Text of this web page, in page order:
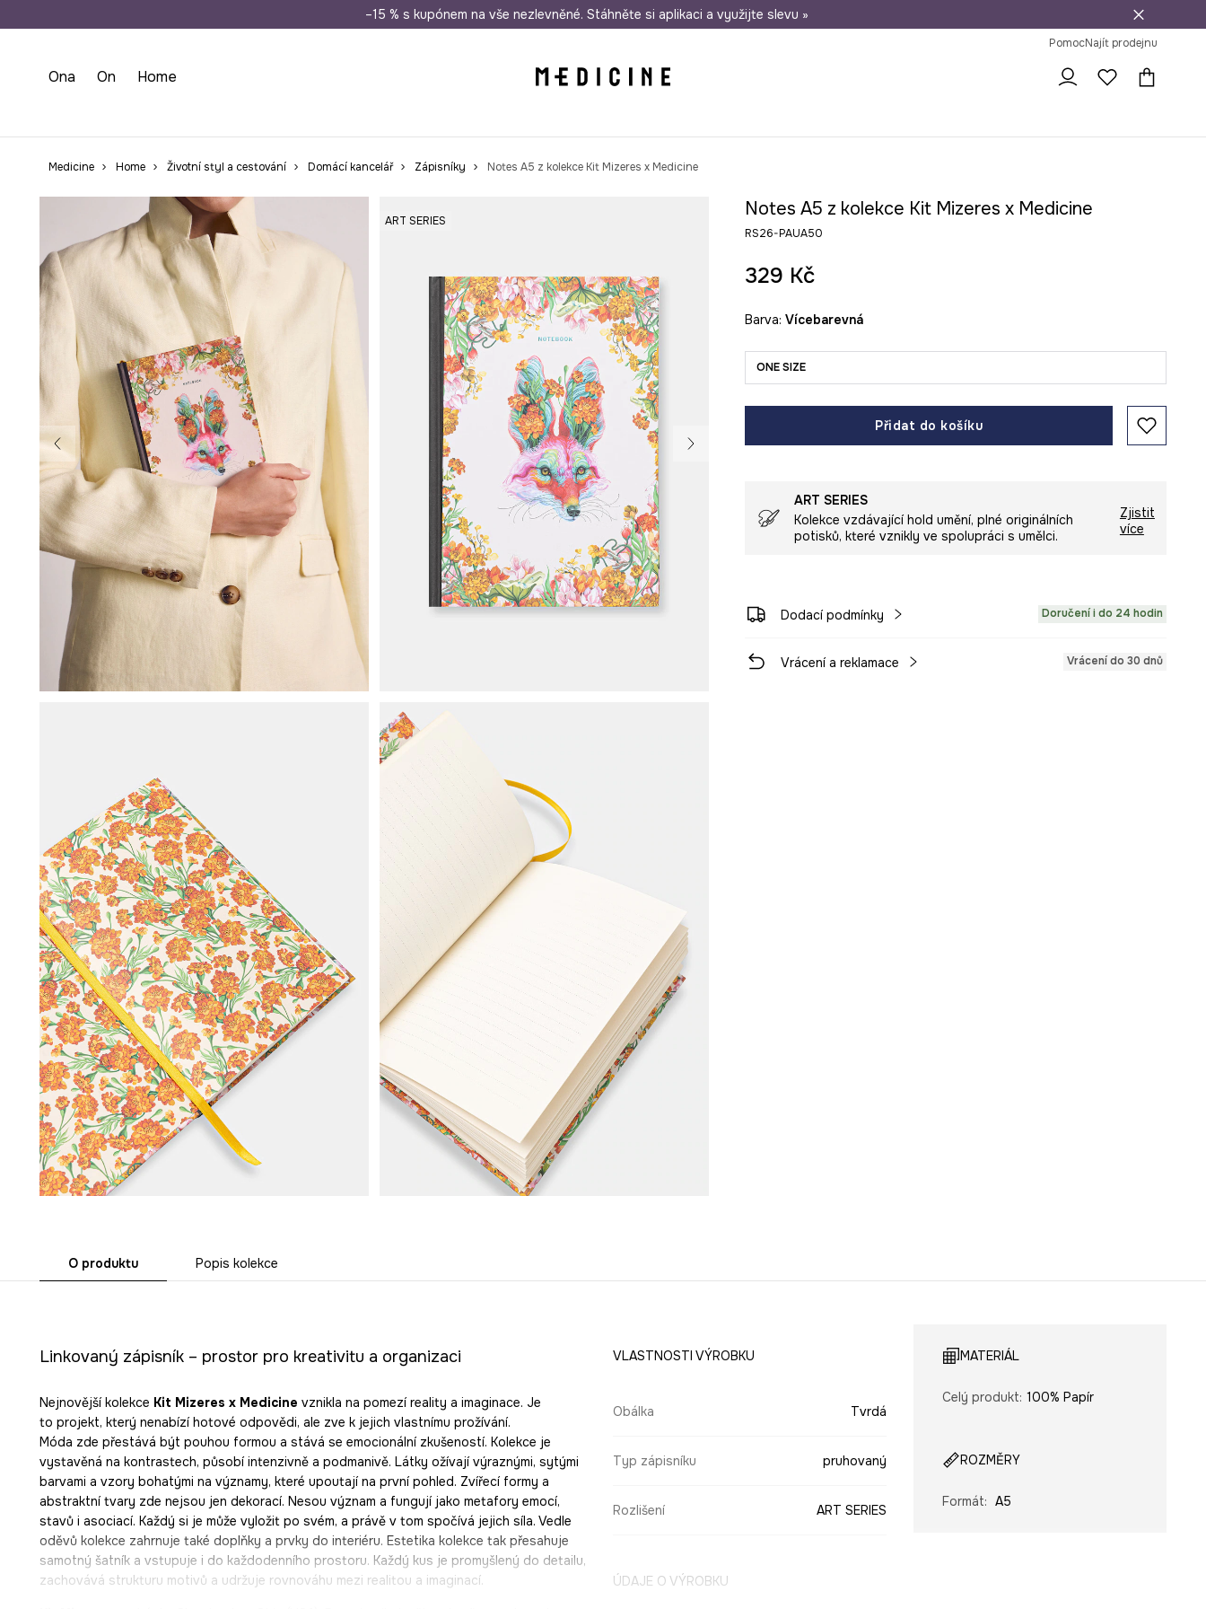
Doprava zdarma při nákupu nad 1 200 Kč Odeslání i do 24 hodin 30 dní na vrácení zboží
–15 % s kupónem na vše nezlevněné. Stáhněte si aplikaci a využijte slevu »
PomocNajít prodejnu
Ona On Home
Medicine Home Životní styl a cestování Domácí kancelář Zápisníky Notes A5 z kolekce Kit Mizeres x Medicine
ART SERIES
Notes A5 z kolekce Kit Mizeres x Medicine
RS26-PAUA50
329 Kč
Barva: vícebarevná
ONE SIZE
Přidat do košíku
ART SERIES
Kolekce vzdávající hold umění, plné originálních
potisků, které vznikly ve spolupráci s umělci.
Zjistit
více
Dodací podmínky Doručení i do 24 hodin
Vrácení a reklamace Vrácení do 30 dnů
O produktu Popis kolekce
Linkovaný zápisník – prostor pro kreativitu a organizaci
Nejnovější kolekce Kit Mizeres x Medicine vznikla na pomezí reality a imaginace. Je
to projekt, který nenabízí hotové odpovědi, ale zve k jejich vlastnímu prožívání.
Móda zde přestává být pouhou formou a stává se emocionální zkušeností. Kolekce je
vystavěná na kontrastech, působí intenzivně a podmanivě. Látky ožívají výraznými, sytými
barvami a vzory bohatými na významy, které upoutají na první pohled. Zvířecí formy a
abstraktní tvary zde nejsou jen dekorací. Nesou význam a fungují jako metafory emocí,
stavů i asociací. Každý si je může vyložit po svém, a právě v tom spočívá jejich síla. Vedle
oděvů kolekce zahrnuje také doplňky a prvky do interiéru. Estetika kolekce tak přesahuje
samotný šatník a vstupuje i do každodenního prostoru. Každý kus je promyšlený do detailu,
zachovává strukturu motivů a udržuje rovnováhu mezi realitou a imaginací.
VLASTNOSTI VÝROBKU
Obálka Tvrdá
Typ zápisníku pruhovaný
Rozlišení ART SERIES
ÚDAJE O VÝROBKU
MATERIÁL
Celý produkt: 100% Papír
ROZMĚRY
Formát: A5